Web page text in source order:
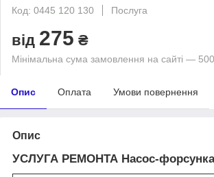
Код: 0445 120 130 Послуга
від 275 ₴
Мінімальна сума замовлення на сайті —
Опис Оплата Умови повернення
Опис
УСЛУГА РЕМОНТА Насос-форсунка